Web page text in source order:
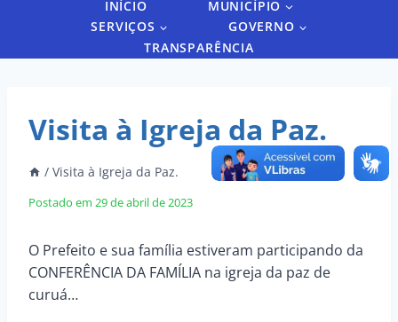
INÍCIO
MUNICÍPIO
SERVIÇOS
GOVERNO
TRANSPARÊNCIA
Visita à Igreja da Paz.
/ Visita à Igreja da Paz.
Postado em 29 de abril de 2023
O Prefeito e sua família estiveram participando da
CONFERÊNCIA DA FAMÍLIA na igreja da paz de
curuá…